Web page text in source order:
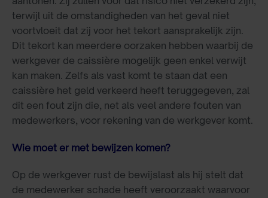
terwijl uit de omstandigheden van het geval niet
voortvloeit dat zij voor het tekort aansprakelijk zijn.
Dit tekort kan meerdere oorzaken hebben waarbij de
werkgever de caissière mogelijk geen enkel verwijt
kan maken. Zelfs als vast komt te staan dat een
caissière het geld verkeerd heeft teruggegeven, zal
dit een fout zijn die, net als veel andere fouten van
medewerkers, voor rekening van de werkgever komt.
Wie moet er met bewijzen komen?
Op de werkgever rust de bewijslast als hij stelt dat
de medewerker schade heeft veroorzaakt waarvoor